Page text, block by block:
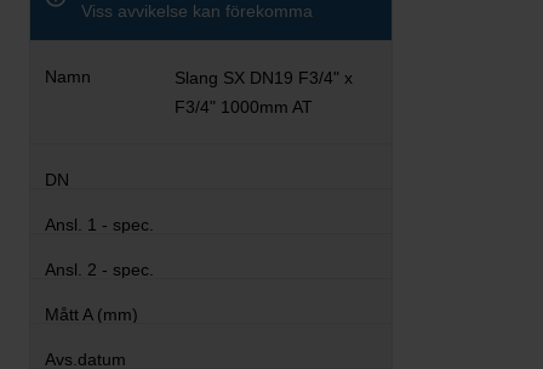
Viss avvikelse kan förekomma
Slang SX DN19 F3/4" x
F3/4" 1000mm AT